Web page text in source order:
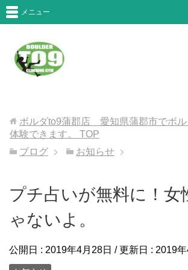
メニュー
ボルダto9蒲郡店 愛知県蒲郡市でボ
体験できます。
TOP
ブログ
お知らせ
プチ占いが無料に！女
ゃないよ。
公開日 : 2019年4月28日 / 更新日 : 2019